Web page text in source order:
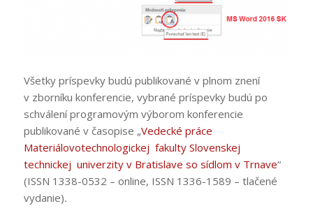
Všetky príspevky budú publikované v plnom znení
v zborníku konferencie, vybrané príspevky budú po
schválení programovým výborom konferencie
publikované v časopise „Vedecké práce
Materiálovotechnologickej fakulty Slovenskej
technickej univerzity v Bratislave so sídlom v Trnave“
(ISSN 1338-0532 – online, ISSN 1336-1589 – tlačené
vydanie).